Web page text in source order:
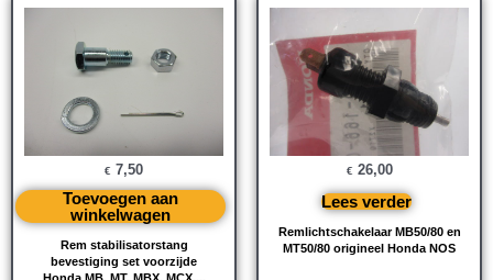
Rem stabilisatorstang
bevestiging set voorzijde
€ 7,50
Toevoegen aan
winkelwagen
Remlichtschakelaar MB50/80 en
MT50/80 origineel Honda NOS
€ 26,00
Lees verder